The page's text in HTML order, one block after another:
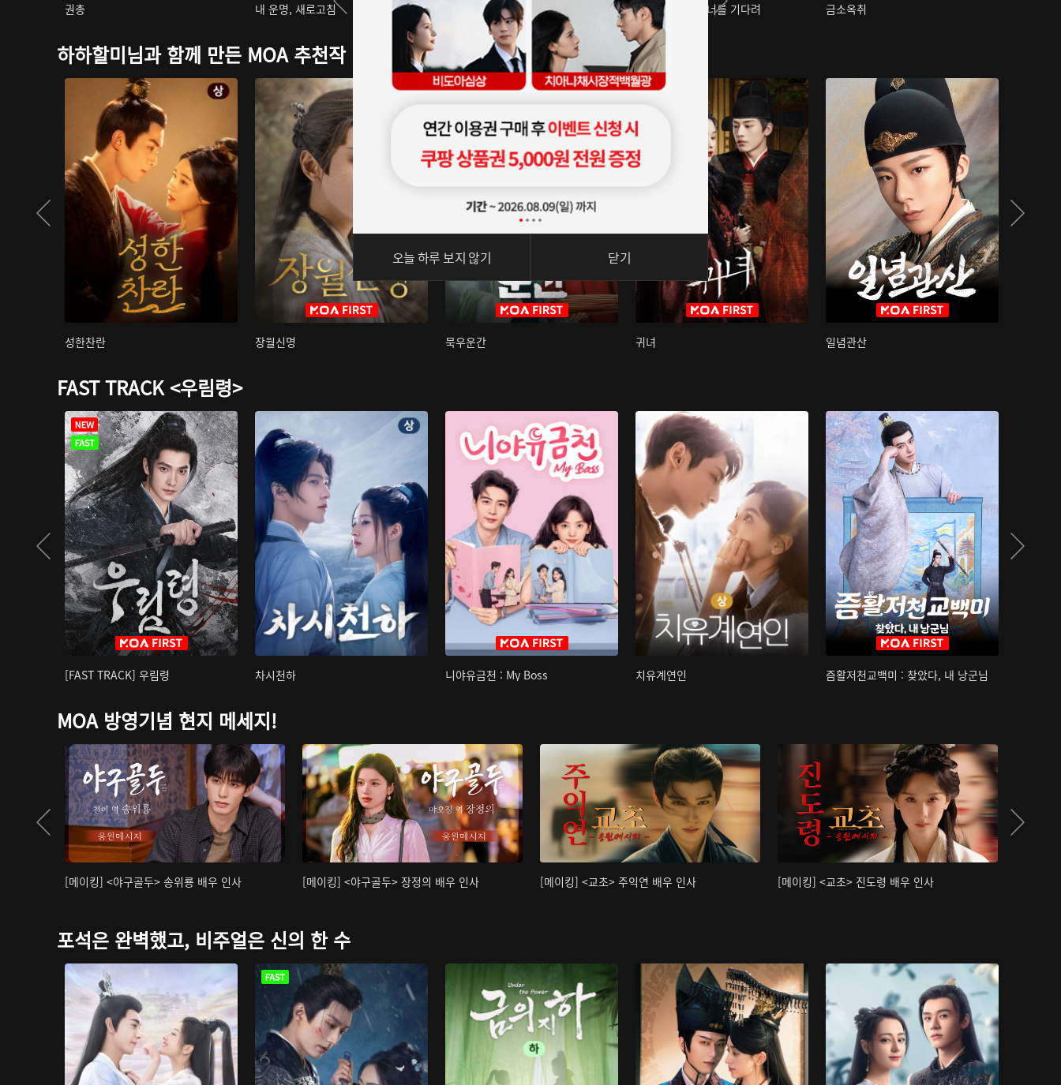
권총 내 운명, 새로고침 아재저리등니 : 너를 기다려 금소옥취
하하할미님과 함께 만든 MOA 추천작
성한찬란 장월신명 묵우운간 귀녀 일념관산
FAST TRACK <우림령>
[FAST TRACK] 우림령 차시천하 니야유금천 : My Boss 치유계연인 즘활저천교백미 : 찾았다, 내 낭군님
MOA 방영기념 현지 메세지!
[메이킹] <야구골두> 송위룡 배우 인사 [메이킹] <야구골두> 장정의 배우 인사 [메이킹] <교초> 주익연 배우 인사 [메이킹] <교초> 진도령 배우 인사
포석은 완벽했고, 비주얼은 신의 한 수
오늘 하루 보지 않기 닫기